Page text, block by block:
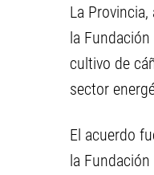
La
la
cultivo de
sector
El acuerdo
la